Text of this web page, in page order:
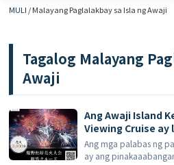
MULI /Malayang Paglalakbay sa Isla ng Awaji
Tagalog Malayang
Awaji
Ang Awaji Island
Viewing Cruise ay
Hulyo: Masiyahan
3,000 musikal na
Ang mga palabas ng
ay ang